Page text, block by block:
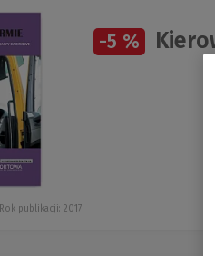
-5 %
Rok publikacji: 2017